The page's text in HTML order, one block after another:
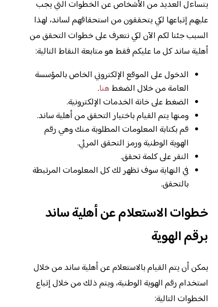
يتساءل العديد من الأشخاص عن الخطوات التي يجب
عليهم إتباعها لكي يتحققون من استحقاقهم لساند، لهذا
السبب جئنا لكم الآن لكي نتعرف على خطوات التحقق من
أهلية ساند كل ما عليكم فقط هو متابعة النقاط التالية:
الدخول على الموقع الإلكتروني الخاص بالمؤسسة
العامة من خلال الضغط هنا.
الضغط على خانة الخدمات الإلكترونية.
ومنها يتم القيام باختيار التحقق من أهلية ساند.
قم بكتابة المعلومات المطلوبة منك وهي رقم
الهوية الوطنية ورمز التحقق المرئي.
النقر على كلمة تحقق.
في النهاية سوف تظهر لك كل المعلومات المرتبطة
بالتحقق.
خطوات الاستعلام عن أهلية ساند
برقم الهوية
يمكن أن يتم القيام بالاستعلام عن أهلية ساند من خلال
استخدام رقم الهوية الوطنية، ويتم ذلك من خلال إتباع
الخطوات التالية: